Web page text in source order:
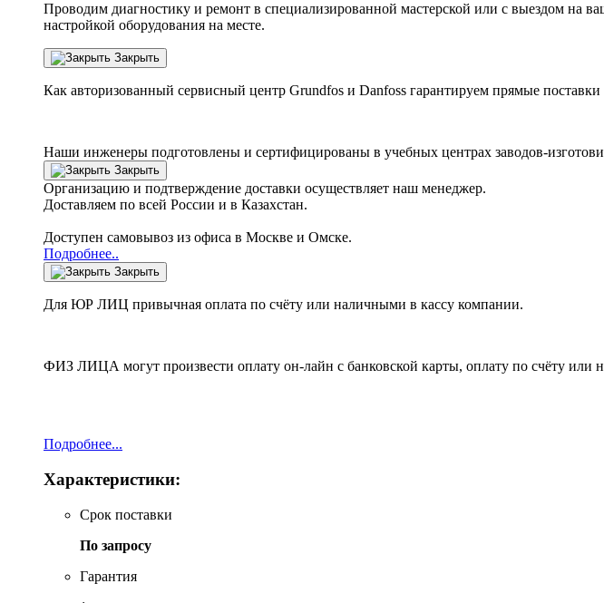
Проводим диагностику и ремонт в специализированной мастерской или с выездом на
настройкой оборудования на месте.
Закрыть
Как авторизованный сервисный центр Grundfos и Danfoss гарантируем прямые
Наши инженеры подготовлены и сертифицированы в учебных центрах заводов-
Закрыть
Организацию и подтверждение доставки осуществляет наш менеджер.
Доставляем по всей России и в Казахстан.
Доступен самовывоз из офиса в Москве и Омске.
Подробнее..
Закрыть
Для ЮР ЛИЦ привычная оплата по счёту или наличными в кассу компании.
ФИЗ ЛИЦА могут произвести оплату он-лайн с банковской карты, оплату по счёту или
Подробнее...
Характеристики:
Срок поставки
По запросу
Гарантия